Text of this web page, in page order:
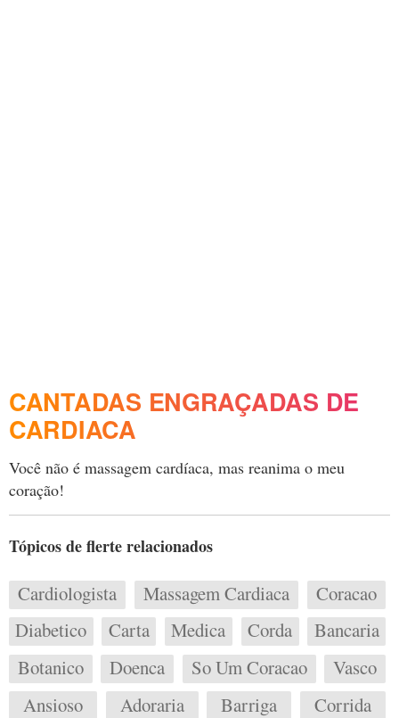
CANTADAS ENGRAÇADAS DE
CARDIACA
Você não é massagem cardíaca, mas reanima o meu
coração!
Tópicos de flerte relacionados
Cardiologista Massagem Cardiaca
Coracao
Diabetico
Carta Medica Corda
Bancaria
Botanico
Doenca So Um Coracao
Vasco
Ansioso
Adoraria Barriga
Corrida